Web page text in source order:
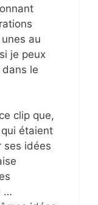
au
je peux
le
clip que,
étaient
ses idées
…